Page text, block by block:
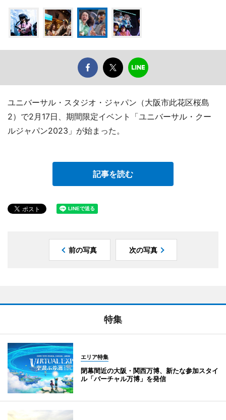
ユニバーサル・スタジオ・ジャパン（大阪市此花区桜島
2）で2月17日、期間限定イベント「ユニバーサル・クー
ルジャパン2023」が始まった。
記事を読む
前の写真 次の写真
特集
エリア特集
閉幕間近の大阪・関西万博、新たな参加スタイ
ル「バーチャル万博」を発信